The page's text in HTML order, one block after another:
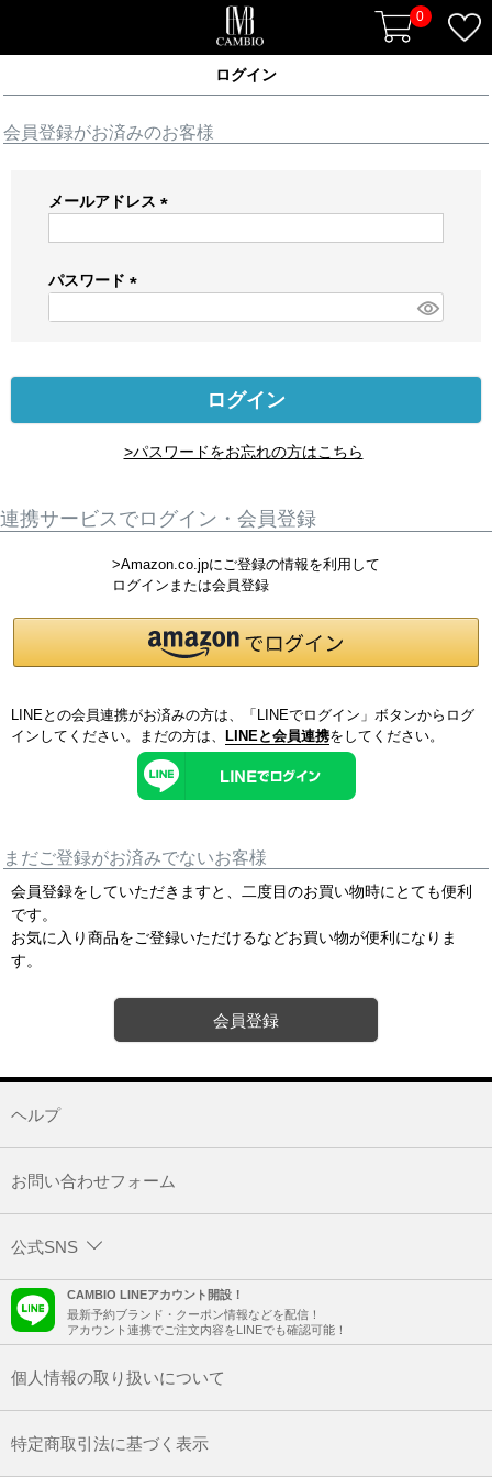
0
ログイン
会員登録がお済みのお客様
メールアドレス
)
パスワード
)
ログイン
>パスワードをお忘れの方はこちら
連携サービスでログイン・会員登録
>Amazon.co.jpにご登録の情報を利用して
ログインまたは会員登録
LINEとの会員連携がお済みの方は、「LINEでログイン」ボタンからログ
インしてください。まだの方は、
LINEと会員連携をしてください。
まだご登録がお済みでないお客様
会員登録をしていただきますと、二度目のお買い物時にとても便利
です。
お気に入り商品をご登録いただけるなどお買い物が便利になりま
す。
会員登録
ヘルプ
お問い合わせフォーム
公式SNS
CAMBIO LINEアカウント開設！
最新予約ブランド・クーポン情報などを配信！
アカウント連携でご注文内容をLINEでも確認可能！
個人情報の取り扱いについて
特定商取引法に基づく表示